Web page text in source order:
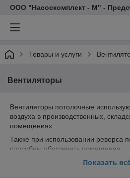
ООО "Насоскомплект - М" -
Товары и услуги
Вентиляторы
Вентиляторы потолочные
воздуха в производственных,
помещениях.
Также при использовании реверса
способны обогревать помещения.
Вентиляторы служат для притока,
Показать